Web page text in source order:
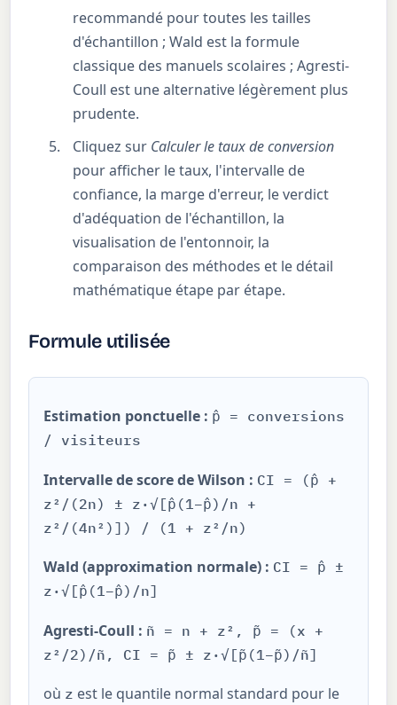
recommandé pour toutes les tailles
d'échantillon ; Wald est la formule
classique des manuels scolaires ; Agresti-
Coull est une alternative légèrement plus
prudente.
Cliquez sur Calculer le taux de conversion
pour afficher le taux, l'intervalle de
confiance, la marge d'erreur, le verdict
d'adéquation de l'échantillon, la
visualisation de l'entonnoir, la
comparaison des méthodes et le détail
mathématique étape par étape.
Formule utilisée
Estimation ponctuelle : p̂ = conversions
/ visiteurs
Intervalle de score de Wilson : CI = (p̂ +
z²/(2n) ± z·√[p̂(1−p̂)/n +
z²/(4n²)]) / (1 + z²/n)
Wald (approximation normale) : CI = p̂ ±
z·√[p̂(1−p̂)/n]
Agresti-Coull : ñ = n + z², p̃ = (x +
z²/2)/ñ, CI = p̃ ± z·√[p̃(1−p̃)/ñ]
où z est le quantile normal standard pour le